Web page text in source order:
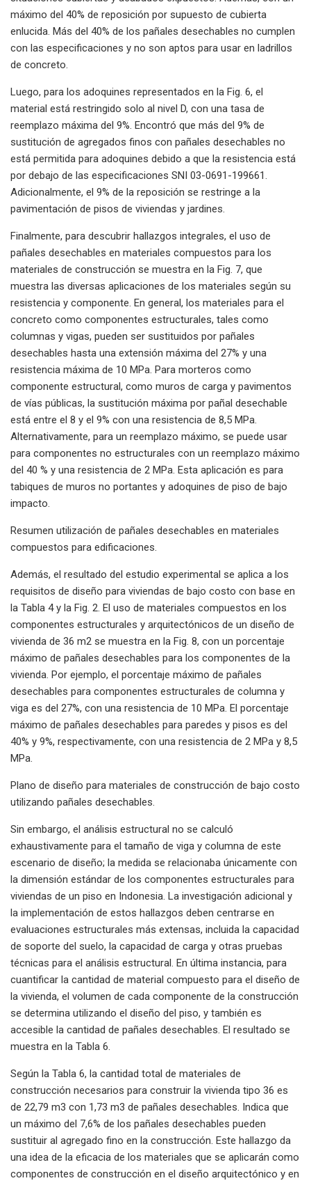
máximo del 40% de reposición por supuesto de cubierta
enlucida. Más del 40% de los pañales desechables no cumplen
con las especificaciones y no son aptos para usar en ladrillos
de concreto.
Luego, para los adoquines representados en la Fig. 6, el
material está restringido solo al nivel D, con una tasa de
reemplazo máxima del 9%. Encontró que más del 9% de
sustitución de agregados finos con pañales desechables no
está permitida para adoquines debido a que la resistencia está
por debajo de las especificaciones SNI 03-0691-199661.
Adicionalmente, el 9% de la reposición se restringe a la
pavimentación de pisos de viviendas y jardines.
Finalmente, para descubrir hallazgos integrales, el uso de
pañales desechables en materiales compuestos para los
materiales de construcción se muestra en la Fig. 7, que
muestra las diversas aplicaciones de los materiales según su
resistencia y componente. En general, los materiales para el
concreto como componentes estructurales, tales como
columnas y vigas, pueden ser sustituidos por pañales
desechables hasta una extensión máxima del 27% y una
resistencia máxima de 10 MPa. Para morteros como
componente estructural, como muros de carga y pavimentos
de vías públicas, la sustitución máxima por pañal desechable
está entre el 8 y el 9% con una resistencia de 8,5 MPa.
Alternativamente, para un reemplazo máximo, se puede usar
para componentes no estructurales con un reemplazo máximo
del 40 % y una resistencia de 2 MPa. Esta aplicación es para
tabiques de muros no portantes y adoquines de piso de bajo
impacto.
Resumen utilización de pañales desechables en materiales
compuestos para edificaciones.
Además, el resultado del estudio experimental se aplica a los
requisitos de diseño para viviendas de bajo costo con base en
la Tabla 4 y la Fig. 2. El uso de materiales compuestos en los
componentes estructurales y arquitectónicos de un diseño de
vivienda de 36 m2 se muestra en la Fig. 8, con un porcentaje
máximo de pañales desechables para los componentes de la
vivienda. Por ejemplo, el porcentaje máximo de pañales
desechables para componentes estructurales de columna y
viga es del 27%, con una resistencia de 10 MPa. El porcentaje
máximo de pañales desechables para paredes y pisos es del
40% y 9%, respectivamente, con una resistencia de 2 MPa y 8,5
MPa.
Plano de diseño para materiales de construcción de bajo costo
utilizando pañales desechables.
Sin embargo, el análisis estructural no se calculó
exhaustivamente para el tamaño de viga y columna de este
escenario de diseño; la medida se relacionaba únicamente con
la dimensión estándar de los componentes estructurales para
viviendas de un piso en Indonesia. La investigación adicional y
la implementación de estos hallazgos deben centrarse en
evaluaciones estructurales más extensas, incluida la capacidad
de soporte del suelo, la capacidad de carga y otras pruebas
técnicas para el análisis estructural. En última instancia, para
cuantificar la cantidad de material compuesto para el diseño de
la vivienda, el volumen de cada componente de la construcción
se determina utilizando el diseño del piso, y también es
accesible la cantidad de pañales desechables. El resultado se
muestra en la Tabla 6.
Según la Tabla 6, la cantidad total de materiales de
construcción necesarios para construir la vivienda tipo 36 es
de 22,79 m3 con 1,73 m3 de pañales desechables. Indica que
un máximo del 7,6% de los pañales desechables pueden
sustituir al agregado fino en la construcción. Este hallazgo da
una idea de la eficacia de los materiales que se aplicarán como
componentes de construcción en el diseño arquitectónico y en